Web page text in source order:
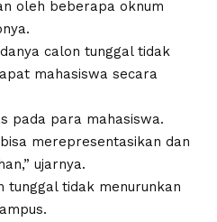
oleh beberapa oknum
calon tunggal tidak
mahasiswa secara
pada para mahasiswa.
merepresentasikan dan
ujarnya.
tunggal tidak menurunkan